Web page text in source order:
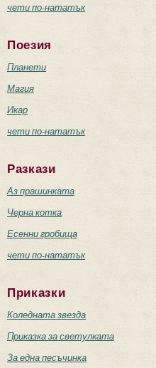
чети по-нататък
Поезия
Планети
Магия
Икар
чети по-нататък
Разкази
Аз прашинката
Черна котка
Есенни гробища
чети по-нататък
Приказки
Коледната звезда
Приказка за светулката
За една песъчинка